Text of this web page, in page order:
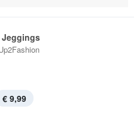
Jeggings
€ 9,99